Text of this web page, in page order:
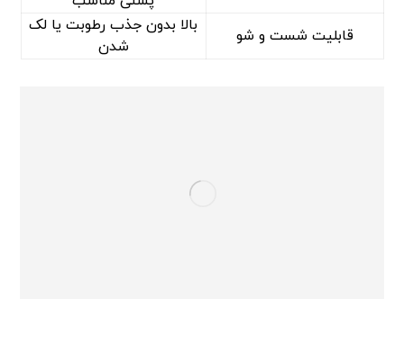
قابلیت شست و شو
بالا بدون جذب رطوبت یا لک
شدن